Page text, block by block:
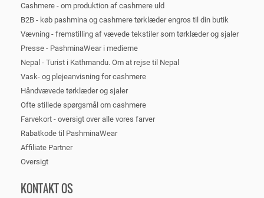
Cashmere - om produktion af cashmere uld
B2B - køb pashmina og cashmere tørklæder engros til din butik
Vævning - fremstilling af vævede tekstiler som tørklæder og sjaler
Presse - PashminaWear i medierne
Nepal - Turist i Kathmandu. Om at rejse til Nepal
Vask- og plejeanvisning for cashmere
Håndvævede tørklæder og sjaler
Ofte stillede spørgsmål om cashmere
Farvekort - oversigt over alle vores farver
Rabatkode til PashminaWear
Affiliate Partner
Oversigt
KONTAKT OS